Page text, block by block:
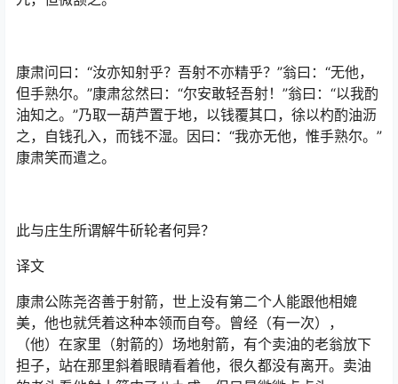
康肃问曰：“汝亦知射乎？吾射不亦精乎？”翁曰：“无他，
但手熟尔。”康肃忿然曰：“尔安敢轻吾射！”翁曰：“以我酌
油知之。”乃取一葫芦置于地，以钱覆其口，徐以杓酌油沥
之，自钱孔入，而钱不湿。因曰：“我亦无他，惟手熟尔。”
康肃笑而遣之。
此与庄生所谓解牛斫轮者何异？
译文
康肃公陈尧咨善于射箭，世上没有第二个人能跟他相媲
美，他也就凭着这种本领而自夸。曾经（有一次），
（他）在家里（射箭的）场地射箭，有个卖油的老翁放下
担子，站在那里斜着眼睛看着他，很久都没有离开。卖油